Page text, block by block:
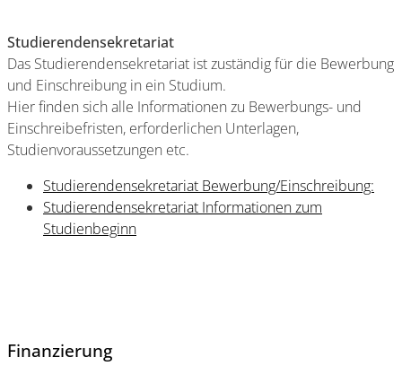
Studierendensekretariat
Das Studierendensekretariat ist zuständig für die Bewerbung
und Einschreibung in ein Studium.
Hier finden sich alle Informationen zu Bewerbungs- und
Einschreibefristen, erforderlichen Unterlagen,
Studienvoraussetzungen etc.
Studierendensekretariat Bewerbung/Einschreibung:
Studierendensekretariat Informationen zum
Studienbeginn
Finanzierung